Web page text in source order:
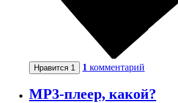
Нравится 1 1 комментарий
MP3-плеер, какой?